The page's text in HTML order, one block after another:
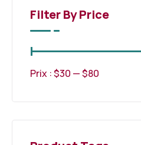
Filter By Price
Prix :$30 —$80